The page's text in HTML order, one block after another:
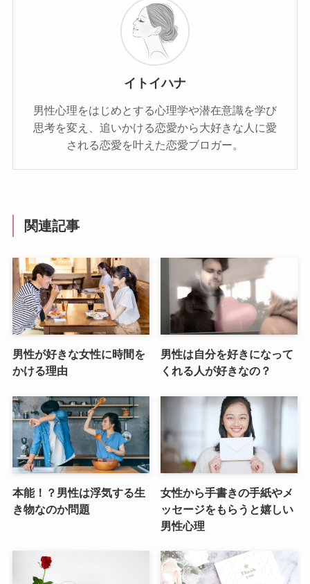
イトイハナ
男性心理をはじめとする心理学や潜在意識を学び
思考を変え、追いかける恋愛から大好きな人に愛
される恋愛を叶えた恋愛ブロガー。
関連記事
男性が好きな女性に時間を
かける理由
男性は自分を好きになって
くれる人が好きなの？
本能！？男性は浮気する生
き物なのか問題
女性から手書きの手紙やメ
ッセージをもらうと嬉しい
男性心理